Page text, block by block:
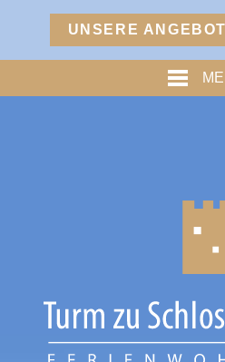
Menü
HERZOGPALAIS
FÜRSTENPALAIS
UNSERE